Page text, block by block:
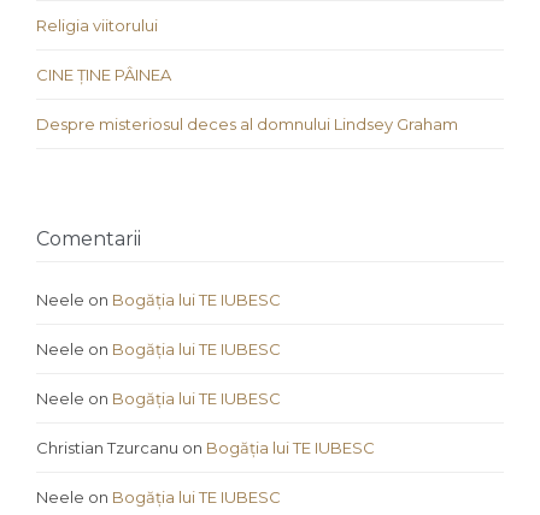
Religia viitorului
CINE ȚINE PÂINEA
Despre misteriosul deces al domnului Lindsey Graham
Comentarii
Neele on Bogăția lui TE IUBESC
Neele on Bogăția lui TE IUBESC
Neele on Bogăția lui TE IUBESC
Christian Tzurcanu on Bogăția lui TE IUBESC
Neele on Bogăția lui TE IUBESC